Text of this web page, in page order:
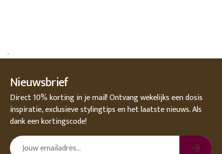
.
Nieuwsbrief
Direct 10% korting in je mail! Ontvang wekelijks een dosis
inspiratie, exclusieve stylingtips en het laatste nieuws. Als
dank een kortingscode!